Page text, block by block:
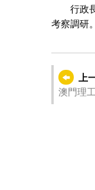
行政
考察調研
上
澳門理